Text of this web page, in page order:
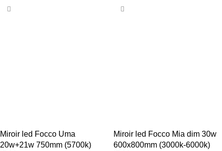
Miroir led Focco Uma
20w+21w 750mm (5700k)
Miroir led Focco Mia dim 30w
600x800mm (3000k-6000k)